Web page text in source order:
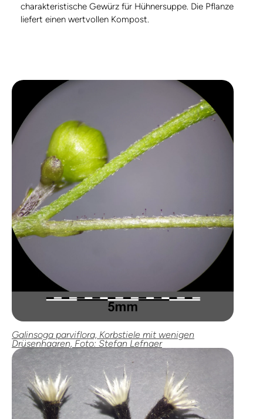
charakteristische Gewürz für Hühnersuppe. Die Pflanze
liefert einen wertvollen Kompost.
Galinsoga parviflora, Korbstiele mit wenigen
Drüsenhaaren, Foto: Stefan Lefnaer